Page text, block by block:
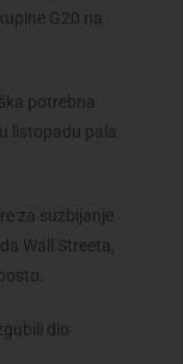
G20 na
potrebna
listopadu pala
za suzbijanje
Wall Streeta,
dio